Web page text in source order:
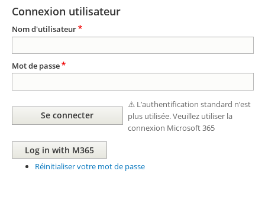
Connexion utilisateur
Nom d'utilisateur
Mot de passe
⚠️ L’authentification standard n’est
plus utilisée. Veuillez utiliser la
connexion Microsoft 365
Réinitialiser votre mot de passe